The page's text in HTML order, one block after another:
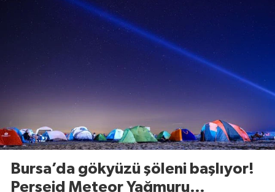
Bursa’da gökyüzü şöleni başlıyor!
Perseid Meteor Yağmuru